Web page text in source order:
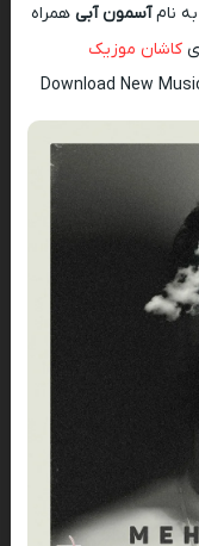
به نامآسمون آبی همراه
کاشان موزیک
Download New